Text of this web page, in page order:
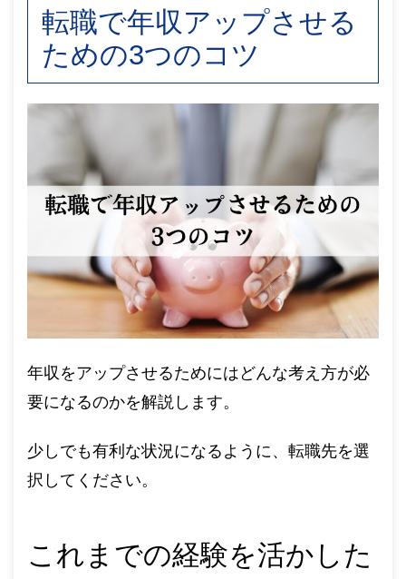
転職で年収アップさせる
ための3つのコツ
年収をアップさせるためにはどんな考え方が必
要になるのかを解説します。
少しでも有利な状況になるように、転職先を選
択してください。
これまでの経験を活かした